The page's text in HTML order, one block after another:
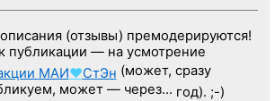
(отзывы) премодерируются!
публикации — на усмотрение
МАИ♥СтЭн (может, сразу
может — через… год). ;-)